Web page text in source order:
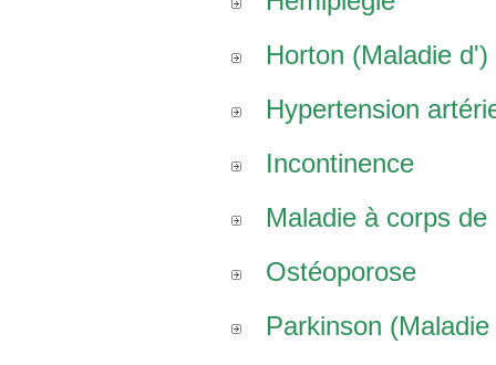
Horton (Maladie d')
Hypertension
Incontinence
Maladie à corps de
Ostéoporose
Parkinson (Maladie